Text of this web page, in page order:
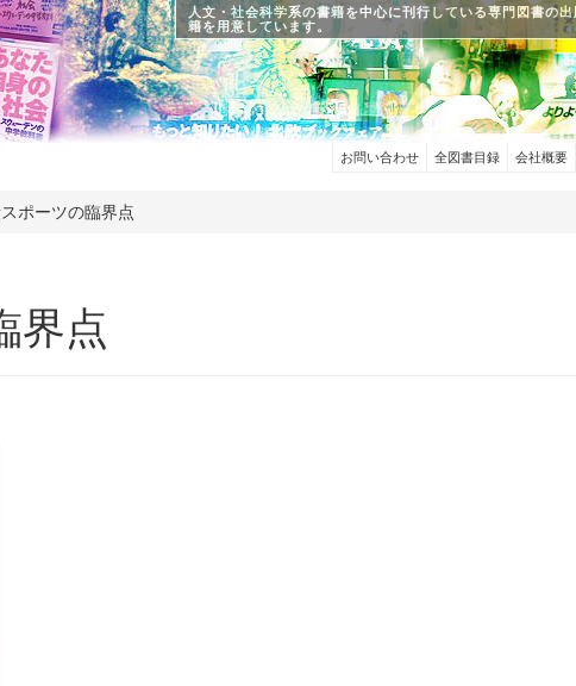
人文・社会科学系の書籍を中心に刊行している専門図書の
籍を用意しています。
お問い合わせ 全図書目録 会社概要
ポーツの臨界点
界点